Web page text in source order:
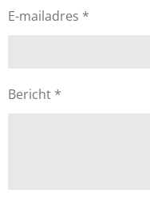
E-mailadres *
Bericht *